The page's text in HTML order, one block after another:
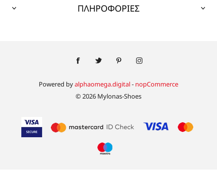
ΠΛΗΡΟΦΟΡΙΕΣ
Powered byalphaomega.digital- nopCommerce
© 2026 Mylonas-Shoes